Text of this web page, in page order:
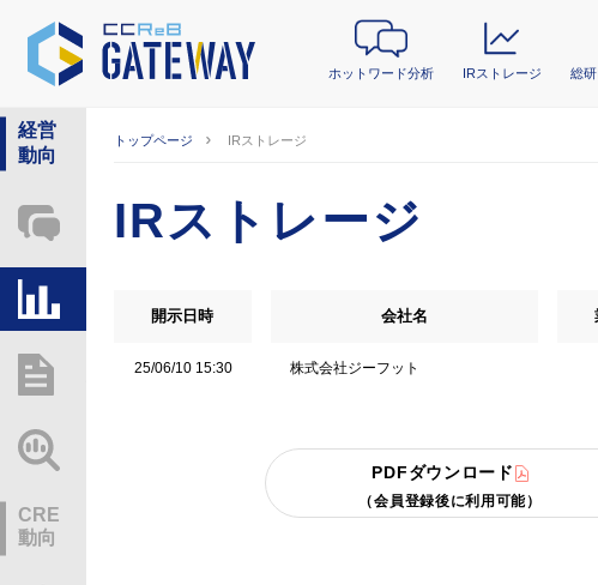
ホットワード分析 IRストレージ 総
経営
動向
ホットワード分析
総研レポート・分析
CRE
動向
トップページ IRストレージ
IRストレージ
開示日時 会社名
25/06/10 15:30 株式会社ジーフット
PDFダウンロード
（会員登録後に利用可能）